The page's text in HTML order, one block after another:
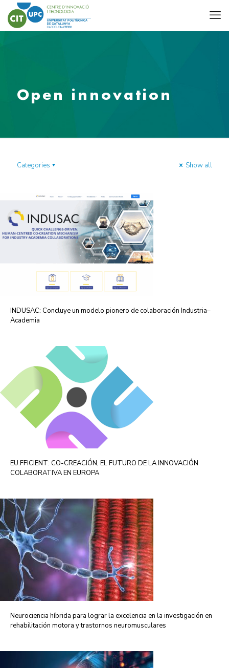
Open innovation
Categories Show all
INDUSAC: Concluye un modelo pionero de colaboración Industria–
Academia
EU.FFICIENT: CO-CREACIÓN, EL FUTURO DE LA INNOVACIÓN
COLABORATIVA EN EUROPA
Neurociencia híbrida para lograr la excelencia en la investigación en
rehabilitación motora y trastornos neuromusculares